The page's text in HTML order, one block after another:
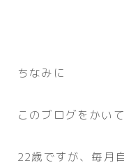
ちなみに
このブログをかい
22歳ですが、毎月